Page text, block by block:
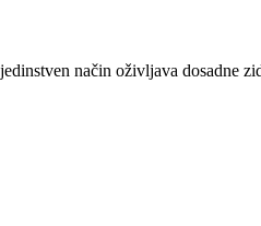
način oživljava dosadne